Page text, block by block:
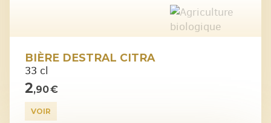
BIÈRE DESTRAL CITRA
33 cl
2,90 €
VOIR